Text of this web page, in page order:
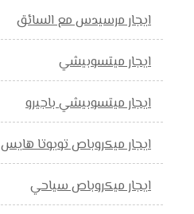
ايجار مرسيدس مع السائق
ايجار ميتسوبيشي
ايجار ميتسوبيشي باجيرو
ايجار ميكروباص تويوتا هايس
ايجار ميكروباص سياحي